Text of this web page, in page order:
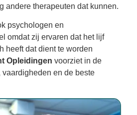
andere therapeuten dat kunnen.
psychologen en
omdat zij ervaren dat het lijf
heeft dat dient te worden
Opleidingen voorziet in de
en de beste